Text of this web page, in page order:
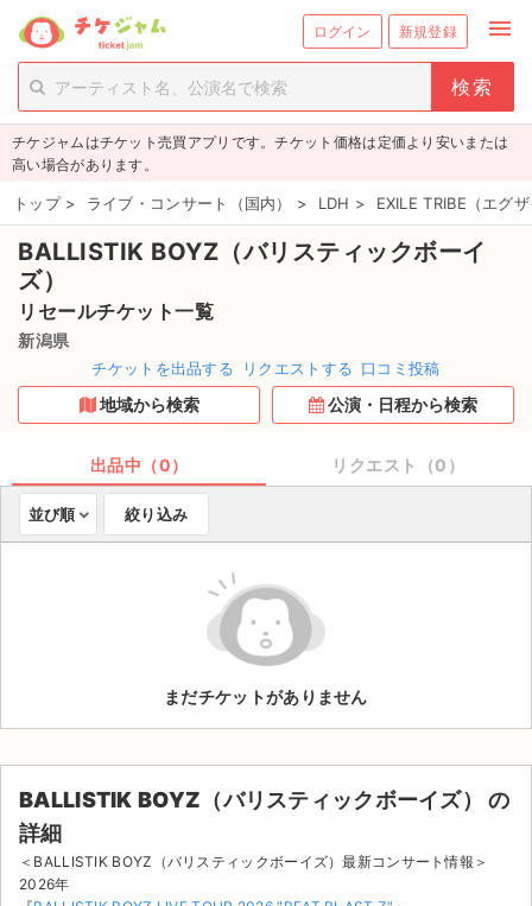
ログイン 新規登録 menu
person_add 新規会員登録
チケットを探す
新着チケット
値下げしたチケット
都道府県からチケットを探す
もうすぐ開催のチケット
チケットのリクエスト一覧
取扱チケット
ライブ・コンサート（国内）
ライブ・コンサート（海外）
演劇・ミュージカル
ご利用ガイド
ご利用ガイド
手数料・お支払い方法
チケジャムはチケット売買アプリです。チケット価格は定価より安いまたは
高い場合があります。
トップ > ライブ・コンサート（国内） > LDH > EXILE TRIBE（エグ
BALLISTIK BOYZ（バリスティックボーイ
ズ）
リセールチケット一覧
新潟県
チケットを出品する リクエストする 口コミ投稿
地域から検索 公演・日程から検索
出品中（0） リクエスト（0）
並び順 絞り込み
まだチケットがありません
BALLISTIK BOYZ（バリスティックボーイズ） の
詳細
＜BALLISTIK BOYZ（バリスティックボーイズ）最新コンサート情報＞
2026年